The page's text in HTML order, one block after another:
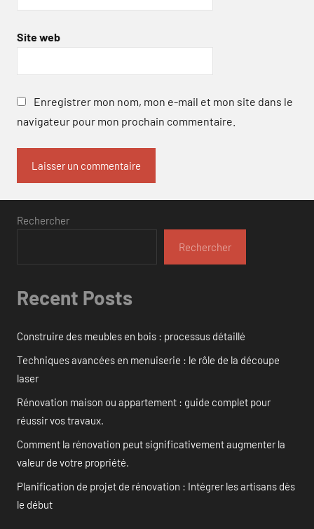
Site web
Enregistrer mon nom, mon e-mail et mon site dans le
navigateur pour mon prochain commentaire.
Rechercher
Rechercher
Recent Posts
Construire des meubles en bois : processus détaillé
Techniques avancées en menuiserie : le rôle de la découpe
laser
Rénovation maison ou appartement : guide complet pour
réussir vos travaux.
Comment la rénovation peut significativement augmenter la
valeur de votre propriété.
Planification de projet de rénovation : Intégrer les artisans dès
le début